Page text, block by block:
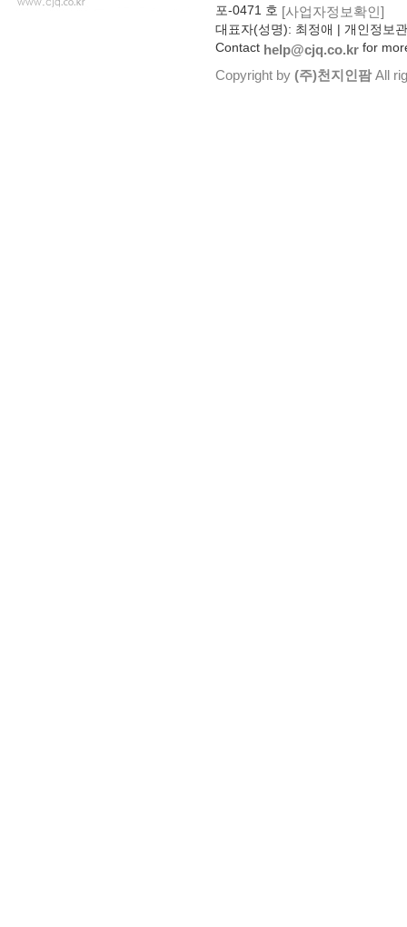
포-0471 호 [사업자정보확인]
대표자(성명): 최정애 | 개인정보
Contact help@cjq.co.kr for
Copyright by (주)천지인팜All